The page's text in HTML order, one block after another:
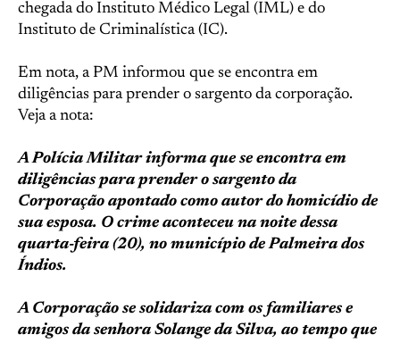
chegada do Instituto Médico Legal (IML) e do
Instituto de Criminalística (IC).
Em nota, a PM informou que se encontra em
diligências para prender o sargento da corporação.
Veja a nota:
A Polícia Militar informa que se encontra em
diligências para prender o sargento da
Corporação apontado como autor do homicídio de
sua esposa. O crime aconteceu na noite dessa
quarta-feira (20), no município de Palmeira dos
Índios.
A Corporação se solidariza com os familiares e
amigos da senhora Solange da Silva, ao tempo que